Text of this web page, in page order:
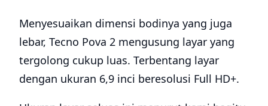
Menyesuaikan dimensi bodinya yang juga
lebar, Tecno Pova 2 mengusung layar yang
tergolong cukup luas. Terbentang layar
dengan ukuran 6,9 inci beresolusi Full HD+.